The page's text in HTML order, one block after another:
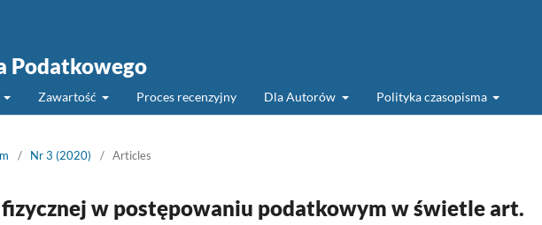
Podatkowego
Zawartość Proces recenzyjny Dla Autorów Polityka czasopisma
/ Nr 3 (2020) / Articles
w postępowaniu podatkowym w świetle art.